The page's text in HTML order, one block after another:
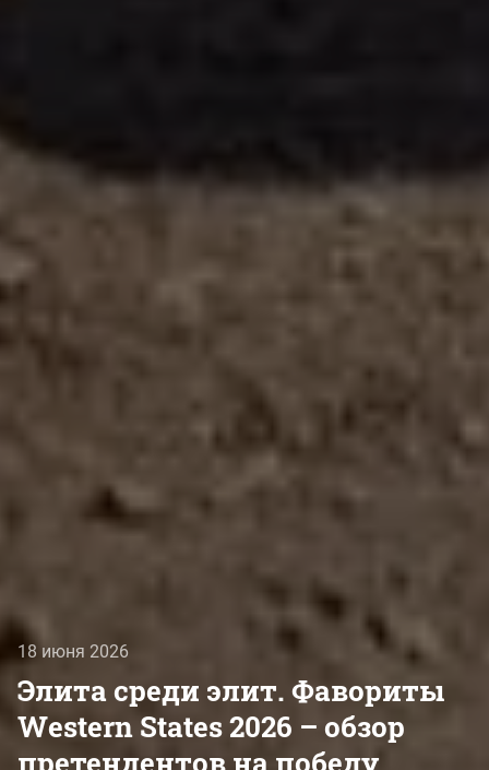
18 июня 2026
Элита среди элит. Фавориты
Western States 2026 – обзор
претендентов на победу